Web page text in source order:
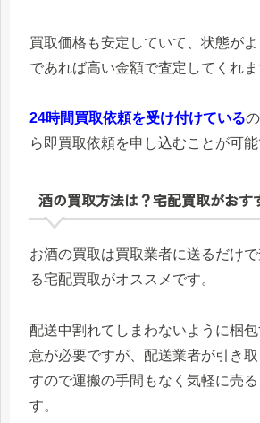
買取価格も安定していて、状態が
であれば高い金額で査定してくれま
24時間買取依頼を受け付けている
ら即買取依頼を申し込むことが可能
酒の買取方法は？宅配買取がおす
お酒の買取は買取業者に送るだけで
る宅配買取がオススメです。
配送中割れてしまわないように梱
意が必要ですが、配送業者が引き
すので運搬の手間もなく気軽に売る
す。